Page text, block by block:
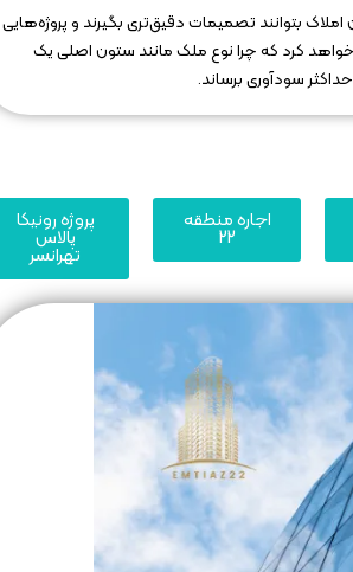
بتوانند تصمیمات دقیق‌تری بگیرند و پروژه‌هایی
کرد که چرا نوع ملک مانند ستون اصلی یک
سودآوری برساند.
اجاره منطقه
22
پروژه رونیکا
پالاس
تهرانسر